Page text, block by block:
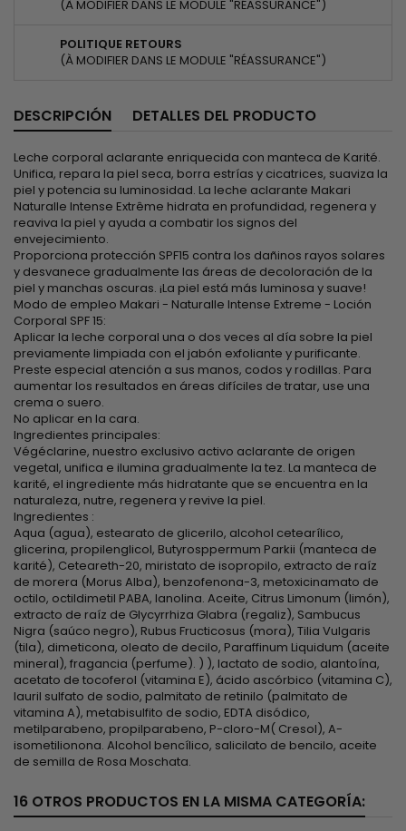
(À MODIFIER DANS LE MODULE "RÉASSURANCE")
POLITIQUE RETOURS
(À MODIFIER DANS LE MODULE "RÉASSURANCE")
DESCRIPCIÓN DETALLES DEL PRODUCTO
Leche corporal aclarante enriquecida con manteca de Karité.
Unifica, repara la piel seca, borra estrías y cicatrices, suaviza la
piel y potencia su luminosidad. La leche aclarante Makari
Naturalle Intense Extrême hidrata en profundidad, regenera y
reaviva la piel y ayuda a combatir los signos del
envejecimiento.
Proporciona protección SPF15 contra los dañinos rayos solares
y desvanece gradualmente las áreas de decoloración de la
piel y manchas oscuras. ¡La piel está más luminosa y suave!
Modo de empleo Makari - Naturalle Intense Extreme - Loción
Corporal SPF 15:
Aplicar la leche corporal una o dos veces al día sobre la piel
previamente limpiada con el jabón exfoliante y purificante.
Preste especial atención a sus manos, codos y rodillas. Para
aumentar los resultados en áreas difíciles de tratar, use una
crema o suero.
No aplicar en la cara.
Ingredientes principales:
Végéclarine, nuestro exclusivo activo aclarante de origen
vegetal, unifica e ilumina gradualmente la tez. La manteca de
karité, el ingrediente más hidratante que se encuentra en la
naturaleza, nutre, regenera y revive la piel.
Ingredientes :
Aqua (agua), estearato de glicerilo, alcohol cetearílico,
glicerina, propilenglicol, Butyrosppermum Parkii (manteca de
karité), Ceteareth-20, miristato de isopropilo, extracto de raíz
de morera (Morus Alba), benzofenona-3, metoxicinamato de
octilo, octildimetil PABA, lanolina. Aceite, Citrus Limonum (limón),
extracto de raíz de Glycyrrhiza Glabra (regaliz), Sambucus
Nigra (saúco negro), Rubus Fructicosus (mora), Tilia Vulgaris
(tila), dimeticona, oleato de decilo, Paraffinum Liquidum (aceite
mineral), fragancia (perfume). ) ), lactato de sodio, alantoína,
acetato de tocoferol (vitamina E), ácido ascórbico (vitamina C),
lauril sulfato de sodio, palmitato de retinilo (palmitato de
vitamina A), metabisulfito de sodio, EDTA disódico,
metilparabeno, propilparabeno, P-cloro-M( Cresol), A-
isometilionona. Alcohol bencílico, salicilato de bencilo, aceite
de semilla de Rosa Moschata.
16 OTROS PRODUCTOS EN LA MISMA CATEGORÍA: